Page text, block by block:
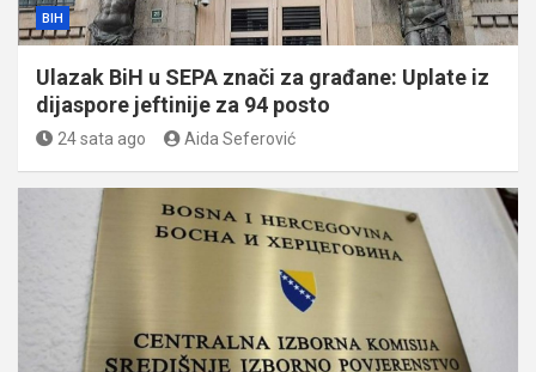
BIH
Ulazak BiH u SEPA znači za građane: Uplate iz
dijaspore jeftinije za 94 posto
24 sata ago Aida Seferović